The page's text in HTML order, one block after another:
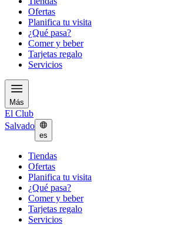
Ofertas
Planifica tu visita
¿Qué pasa?
Comer y beber
Tarjetas regalo
Servicios
Más
El Club
Salvado
es
Tiendas
Ofertas
Planifica tu visita
¿Qué pasa?
Comer y beber
Tarjetas regalo
Servicios